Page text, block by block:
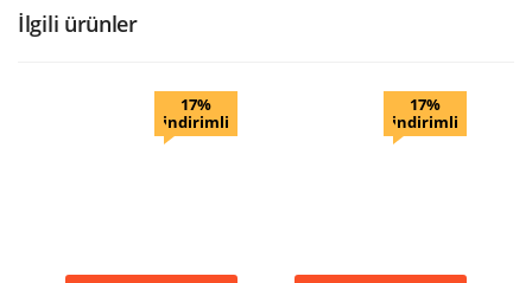
İlgili ürünler
17%
indirimli
17%
indirimli